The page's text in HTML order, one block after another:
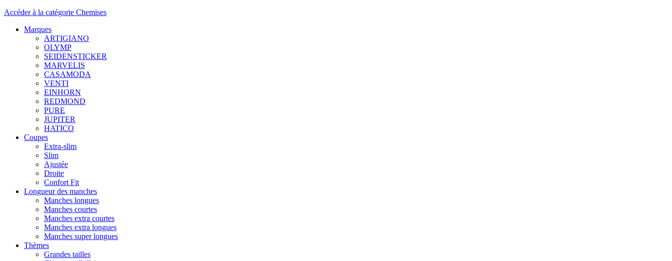
Accéder à la catégorie Chemises
Marques
ARTIGIANO
OLYMP
SEIDENSTICKER
MARVELIS
CASAMODA
VENTI
EINHORN
REDMOND
PURE
JUPITER
HATICO
Coupes
Extra-slim
Slim
Ajustée
Droite
Confort Fit
Longueur des manches
Manches longues
Manches courtes
Manches extra courtes
Manches extra longues
Manches super longues
Thèmes
Grandes tailles